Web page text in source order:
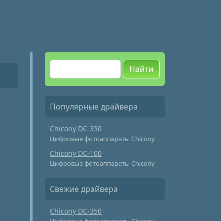
Найти
Популярные драйвера
Chicony DC-350
Цифровые фотоаппараты Chicony
Chicony DC-100
Цифровые фотоаппараты Chicony
Свежие драйвера
Chicony DC-350